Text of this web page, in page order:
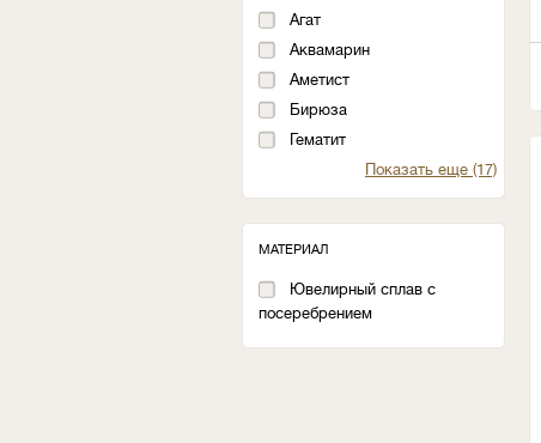
Агат
Аквамарин
Аметист
Бирюза
Гематит
Показать еще (17)
МАТЕРИАЛ
Ювелирный сплав с
посеребрением